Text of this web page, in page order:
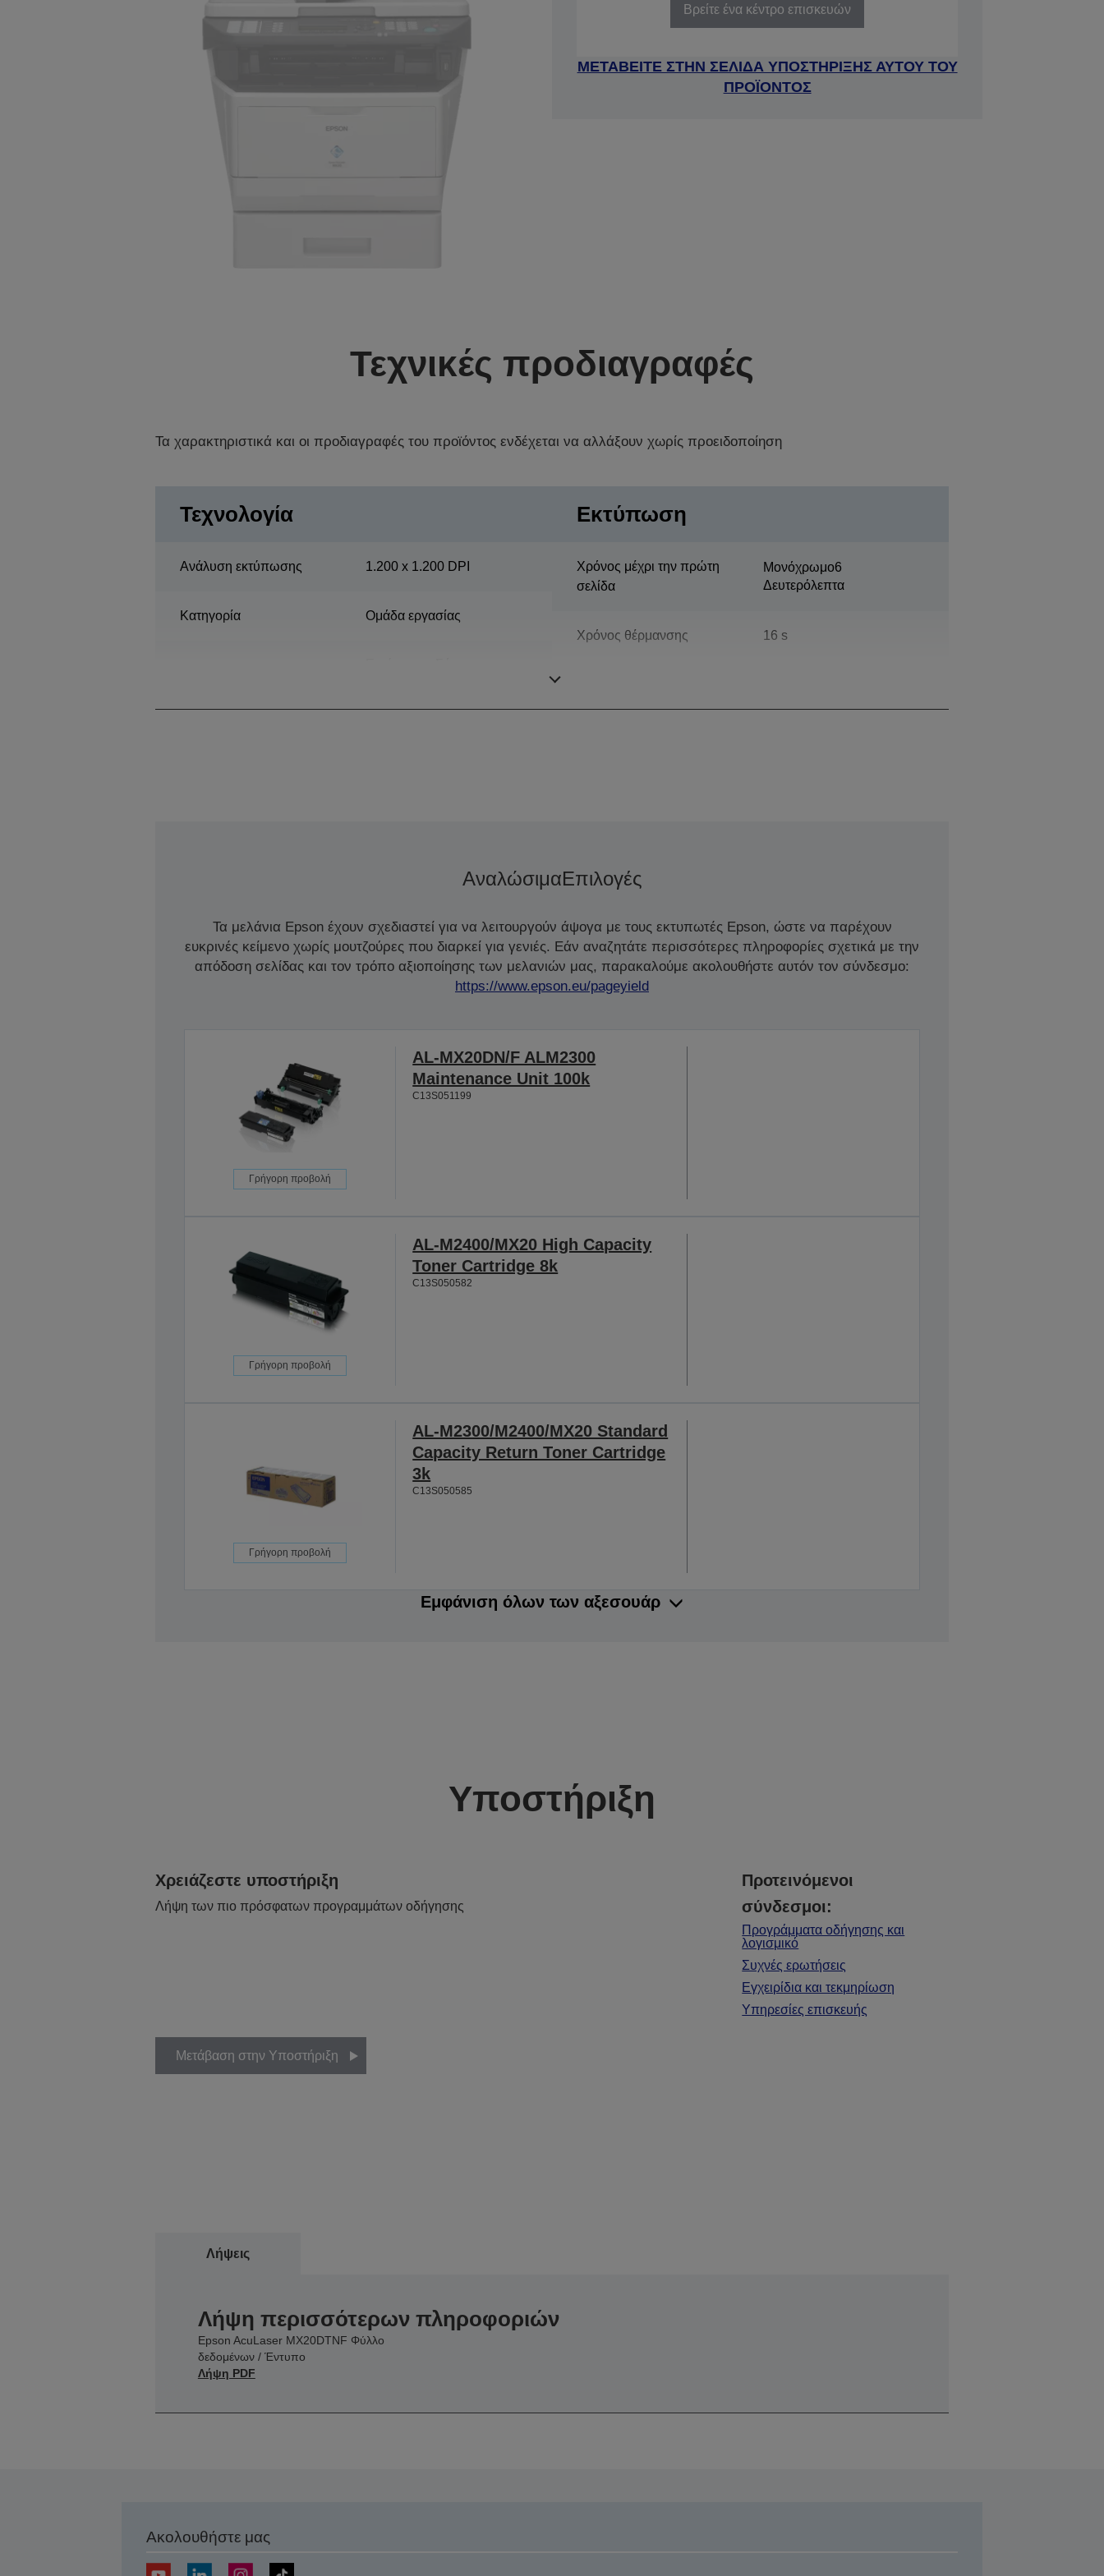
Βρείτε ένα κέντρο επισκευών
ΜΕΤΑΒΕΙΤΕ ΣΤΗΝ ΣΕΛΙΔΑ ΥΠΟΣΤΗΡΙΞΗΣ ΑΥΤΟΥ ΤΟΥ
ΠΡΟΪΟΝΤΟΣ
Τεχνικές προδιαγραφές
Τα χαρακτηριστικά και οι προδιαγραφές του προϊόντος ενδέχεται να αλλάξουν χωρίς προειδοποίηση
Τεχνολογία
Ανάλυση εκτύπωσης 1.200 x 1.200 DPI
Κατηγορία Ομάδα εργασίας
Εκτύπωση
Χρόνος μέχρι την πρώτη
σελίδα
Μονόχρωμο6
Δευτερόλεπτα
Χρόνος θέρμανσης 16 s
ΑναλώσιμαΕπιλογές
Τα μελάνια Epson έχουν σχεδιαστεί για να λειτουργούν άψογα με τους εκτυπωτές Epson, ώστε να παρέχουν
ευκρινές κείμενο χωρίς μουτζούρες που διαρκεί για γενιές. Εάν αναζητάτε περισσότερες πληροφορίες σχετικά με την
απόδοση σελίδας και τον τρόπο αξιοποίησης των μελανιών μας, παρακαλούμε ακολουθήστε αυτόν τον σύνδεσμο:
https://www.epson.eu/pageyield
Γρήγορη προβολή
AL-MX20DN/F ALM2300
Maintenance Unit 100k
C13S051199
Γρήγορη προβολή
AL-M2400/MX20 High Capacity
Toner Cartridge 8k
C13S050582
Γρήγορη προβολή
AL-M2300/M2400/MX20 Standard
Capacity Return Toner Cartridge
3k
C13S050585
Εμφάνιση όλων των αξεσουάρ
Υποστήριξη
Χρειάζεστε υποστήριξη
Λήψη των πιο πρόσφατων προγραμμάτων οδήγησης
Προτεινόμενοι
σύνδεσμοι:
Προγράμματα οδήγησης και
λογισμικό
Συχνές ερωτήσεις
Εγχειρίδια και τεκμηρίωση
Υπηρεσίες επισκευής
Μετάβαση στην Υποστήριξη
Λήψεις
Λήψη περισσότερων πληροφοριών
Epson AcuLaser MX20DTNF Φύλλο
δεδομένων / Έντυπο
Λήψη PDF
Ακολουθήστε μας